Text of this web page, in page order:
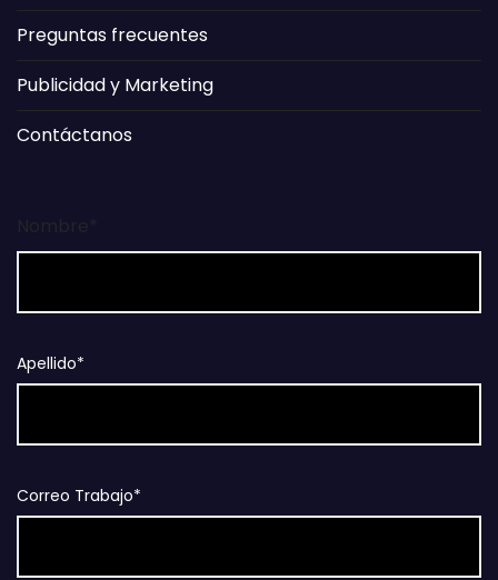
Preguntas frecuentes
Publicidad y Marketing
Contáctanos
Apellido*
Correo Trabajo*